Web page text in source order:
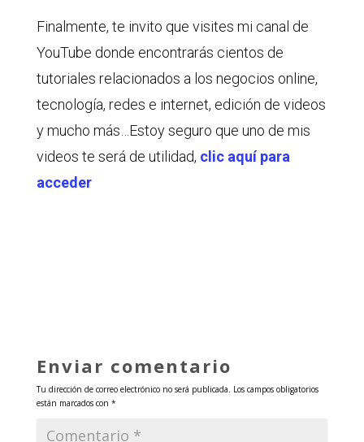
Finalmente, te invito que visites mi canal de
YouTube donde encontrarás cientos de
tutoriales relacionados a los negocios online,
tecnología, redes e internet, edición de videos
y mucho más…Estoy seguro que uno de mis
videos te será de utilidad, clic aquí para
acceder
Enviar comentario
Tu dirección de correo electrónico no será publicada. Los campos obligatorios
están marcados con *